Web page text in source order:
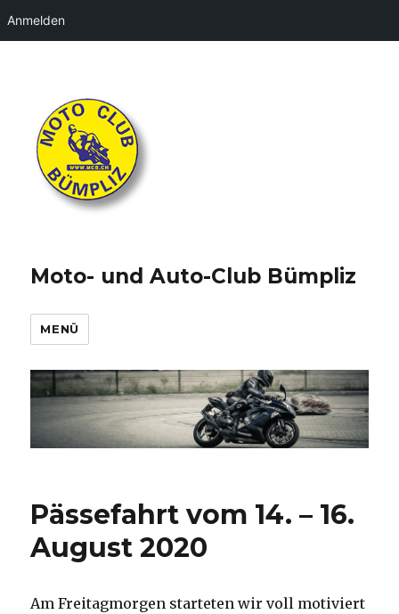
Anmelden
Moto- und Auto-Club Bümpliz
MENÜ
Pässefahrt vom 14. – 16.
August 2020
Am Freitagmorgen starteten wir voll motiviert